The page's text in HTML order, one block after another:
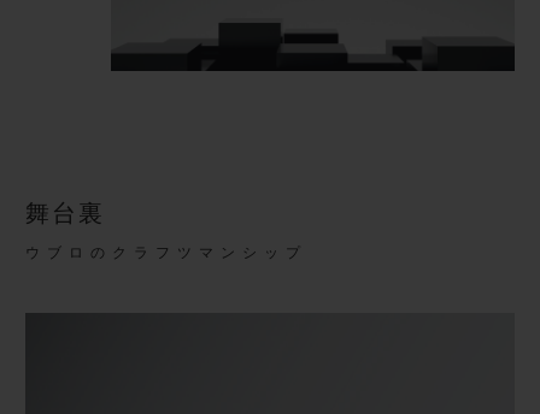
舞台裏
ウブロのクラフツマンシップ